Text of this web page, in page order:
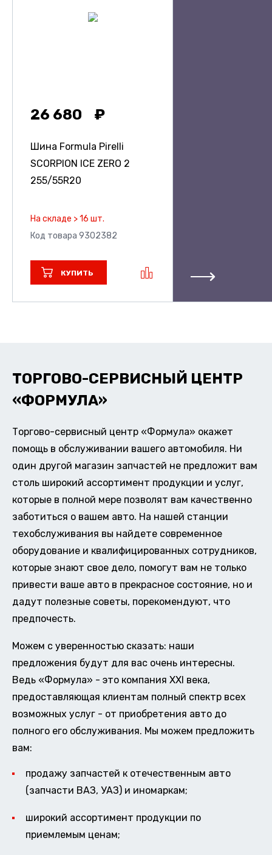
26 680
Шина Formula Pirelli
SCORPION ICE ZERO 2
255/55R20
На складе > 16 шт.
Код товара 9302382
КУПИТЬ
ТОРГОВО-СЕРВИСНЫЙ ЦЕНТР
«ФОРМУЛА»
Торгово-сервисный центр «Формула» окажет
помощь в обслуживании вашего автомобиля. Ни
один другой магазин запчастей не предложит вам
столь широкий ассортимент продукции и услуг,
которые в полной мере позволят вам качественно
заботиться о вашем авто. На нашей станции
техобслуживания вы найдете современное
оборудование и квалифицированных сотрудников,
которые знают свое дело, помогут вам не только
привести ваше авто в прекрасное состояние, но и
дадут полезные советы, порекомендуют, что
предпочесть.
Можем с уверенностью сказать: наши
предложения будут для вас очень интересны.
Ведь «Формула» - это компания XXI века,
предоставляющая клиентам полный спектр всех
возможных услуг - от приобретения авто до
полного его обслуживания. Мы можем предложить
вам:
продажу запчастей к отечественным авто
(запчасти ВАЗ, УАЗ) и иномаркам;
широкий ассортимент продукции по
приемлемым ценам;